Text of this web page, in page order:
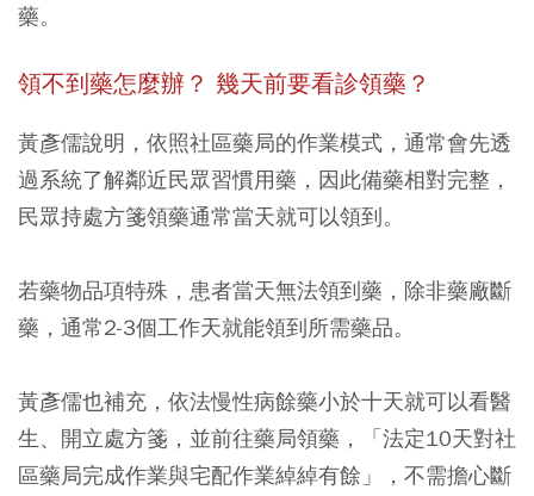
藥。
領不到藥怎麼辦？ 幾天前要看診領藥？
黃彥儒說明，依照社區藥局的作業模式，通常會先透
過系統了解鄰近民眾習慣用藥，因此備藥相對完整，
民眾持處方箋領藥通常當天就可以領到。
若藥物品項特殊，患者當天無法領到藥，除非藥廠斷
藥，通常2-3個工作天就能領到所需藥品。
黃彥儒也補充， 依法慢性病餘藥小於十天就可以看醫
生、開立處方箋，並前往藥局領藥 ，「法定10天對社
區藥局完成作業與宅配作業綽綽有餘」，不需擔心斷